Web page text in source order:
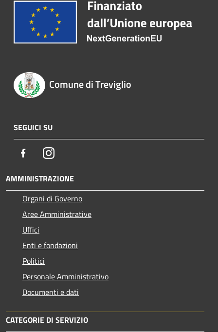
Comune di Treviglio
SEGUICI SU
FacebookInstagram
AMMINISTRAZIONE
Organi di Governo
Aree Amministrative
Uffici
Enti e fondazioni
Politici
Personale Amministrativo
Documenti e dati
CATEGORIE DI SERVIZIO